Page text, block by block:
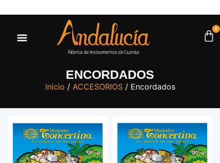
0
ENCORDADOS
Inicio / ACCESORIOS/ Encordados